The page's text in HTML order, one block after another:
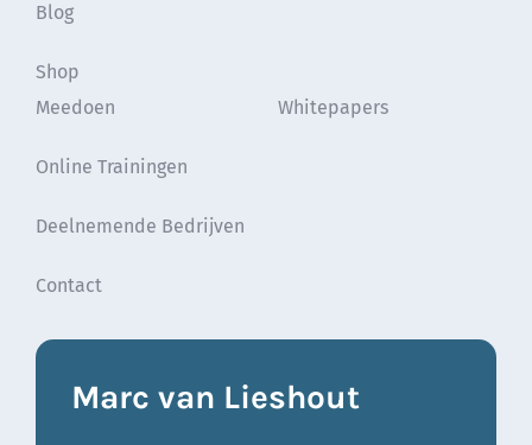
Blog
Shop
Meedoen
Whitepapers
Online Trainingen
Deelnemende Bedrijven
Contact
Marc van Lieshout